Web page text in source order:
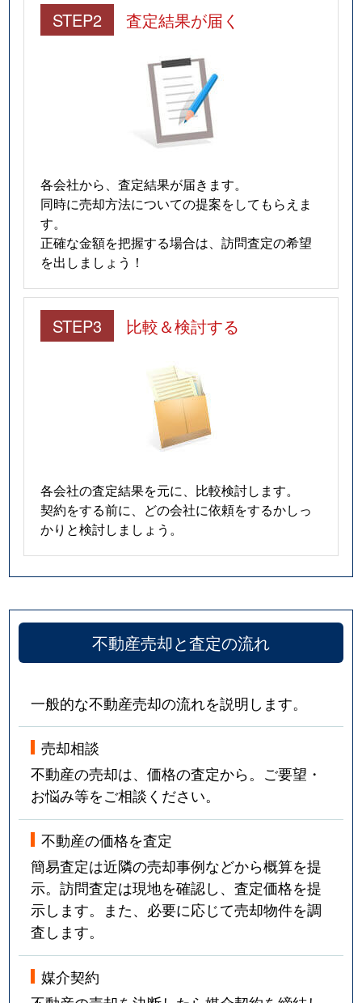
STEP2 査定結果が届く
各会社から、査定結果が届きます。
同時に売却方法についての提案をしてもらえま
す。
正確な金額を把握する場合は、訪問査定の希望
を出しましょう！
STEP3 比較＆検討する
各会社の査定結果を元に、比較検討します。
契約をする前に、どの会社に依頼をするかしっ
かりと検討しましょう。
不動産売却と査定の流れ
一般的な不動産売却の流れを説明します。
売却相談
不動産の売却は、価格の査定から。ご要望・
お悩み等をご相談ください。
不動産の価格を査定
簡易査定は近隣の売却事例などから概算を提
示。訪問査定は現地を確認し、査定価格を提
示します。また、必要に応じて売却物件を調
査します。
媒介契約